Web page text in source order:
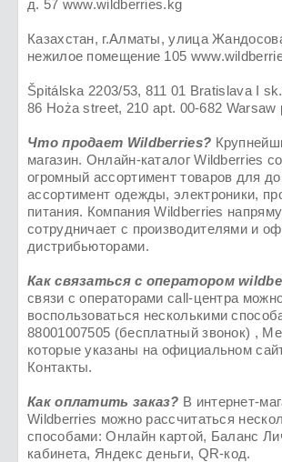
д. 57 www.wildberries.kg
Казахстан, г.Алматы, улица
нежилое помещение 105
Špitálska 2203/53, 811 01 Bratislava I
86 Hoża street, 210 apt. 00-682 Warsaw
Что продает Wildberries?
магазин. Онлайн-каталог Wildberries
огромный ассортимент товаров для
ассортимент одежды, электроники,
питания. Компания Wildberries
сотрудничает с производителями и
дистрибьюторами.
Как связаться с оператором
связи с операторами call-центра
воспользоваться несколькими
88001007505 (бесплатный звонок) ,
которые указаны на официальном
Контакты.
Как оплатить заказ? В интернет-
Wildberries можно рассчитаться
способами: Онлайн картой, Баланс
кабинета, Яндекс деньги, QR-код.